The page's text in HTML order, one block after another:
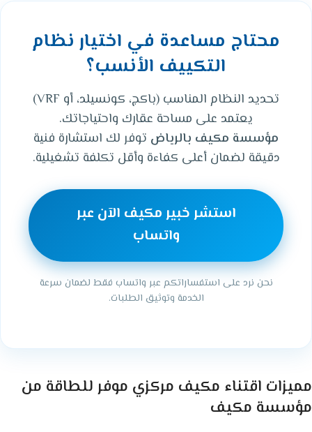
محتاج مساعدة في اختيار نظام
التكييف الأنسب؟
تحديد النظام المناسب (باكج، كونسيلد، أو VRF)
يعتمد على مساحة عقارك واحتياجاتك.
مؤسسة مكيف بالرياض توفر لك استشارة فنية
دقيقة لضمان أعلى كفاءة وأقل تكلفة تشغيلية.
استشر خبير مكيف الآن عبر
واتساب
نحن نرد على استفساراتكم عبر واتساب فقط لضمان سرعة
الخدمة وتوثيق الطلبات.
مميزات اقتناء مكيف مركزي موفر للطاقة من
مؤسسة مكيف